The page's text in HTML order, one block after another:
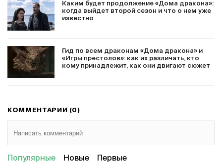
Каким будет продолжение «Дома дракона»:
когда выйдет второй сезон и что о нем уже
известно
Гид по всем драконам «Дома дракона» и
«Игры престолов»: как их различать, кто
кому принадлежит, как они двигают сюжет
КОММЕНТАРИИ (0)
Популярные Новые Первые